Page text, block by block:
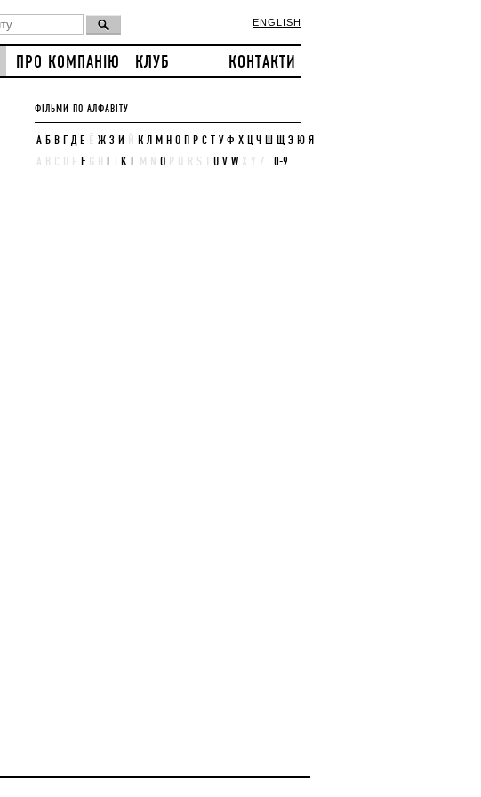
ENGLISH
ПРО КОМПАНІЮ КЛУБ КОНТАКТИ
ФІЛЬМИ ПО АЛФАВІТУ
А Б В Г Д Е Ё Ж З И Й К Л М Н О П Р С Т У Ф Х Ц Ч Ш Щ Э Ю Я
A B C D E F G H J K L M N O P Q R S T U V W X Y Z 0-9